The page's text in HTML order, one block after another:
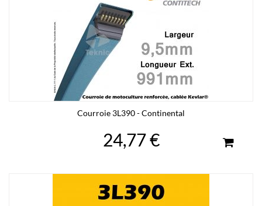
Courroie 3L390 - Continental
24,77 €